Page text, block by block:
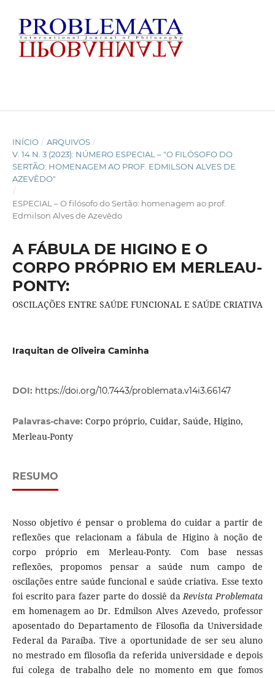
INÍCIO / ARQUIVOS /
V. 14 N. 3 (2023): NÚMERO ESPECIAL – "O FILÓSOFO DO
SERTÃO: HOMENAGEM AO PROF. EDMILSON ALVES DE
AZEVÊDO"
/
ESPECIAL – O filósofo do Sertão: homenagem ao prof.
Edmilson Alves de Azevêdo
A FÁBULA DE HIGINO E O
CORPO PRÓPRIO EM MERLEAU-
PONTY:
OSCILAÇÕES ENTRE SAÚDE FUNCIONAL E SAÚDE CRIATIVA
Iraquitan de Oliveira Caminha
DOI: https://doi.org/10.7443/problemata.v14i3.66147
Palavras-chave: Corpo próprio, Cuidar, Saúde, Higino,
Merleau-Ponty
RESUMO
Nosso objetivo é pensar o problema do cuidar a partir de
reflexões que relacionam a fábula de Higino à noção de
corpo próprio em Merleau-Ponty. Com base nessas
reflexões, propomos pensar a saúde num campo de
oscilações entre saúde funcional e saúde criativa. Esse texto
foi escrito para fazer parte do dossiê daRevista Problemata
em homenagem ao Dr. Edmilson Alves Azevedo, professor
aposentado do Departamento de Filosofia da Universidade
Federal da Paraíba. Tive a oportunidade de ser seu aluno
no mestrado em filosofia da referida universidade e depois
fui colega de trabalho dele no momento em que fomos